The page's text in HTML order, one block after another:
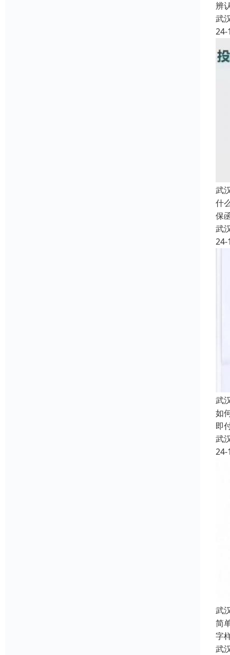
辨
武
24-
武
什
保
武
24-
武
如
即
武
24-
武
简
字
武